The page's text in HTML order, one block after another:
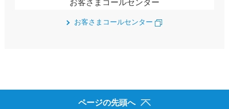
お客さまコールセンター
お客さまコールセンター
ページの先頭へ